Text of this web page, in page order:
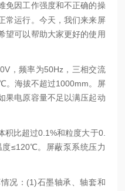
免因工作强度和不正确的操
常运行。今天，我们来来屏
望可以帮助大家更好的使用
，频率为50Hz，三相交流
。海拔不超过1000mm。屏
果电原容量不足以满压起动
积比超过0.1%和粒度大于0.
≤120℃。屏蔽泵系统压力
：(1)石墨轴承、轴套和